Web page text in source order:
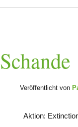
Schande
Veröffentlicht von
Aktion: